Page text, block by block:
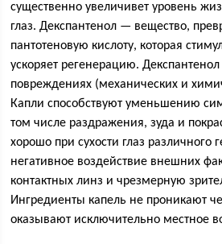
существенно увеличивет уровень
глаз. Декспантенол — вещество,
пантотеновую кислоту, которая
ускоряет регенерацию.
повреждениях (механических и
Капли способствуют уменьшению
том числе раздражения, зуда и
хорошо при сухости глаз различного
негативное воздействие внешних
контактных линз и чрезмерную
Ингредиенты капель не проникают
оказывают исключительно местное